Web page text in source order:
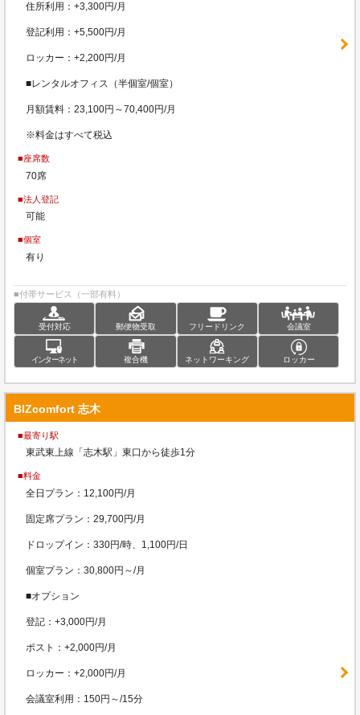
住所利用：+3,300円/月
登記利用：+5,500円/月
ロッカー：+2,200円/月
■レンタルオフィス（半個室/個室）
月額賃料：23,100円～70,400円/月
※料金はすべて税込
■座席数
70席
■法人登記
可能
■個室
有り
■付帯サービス（一部有料）
受付対応 郵便物受取 フリードリンク 会議室
インターネット 複合機 ネットワーキング ロッカー
BIZcomfort 志木
■最寄り駅
東武東上線「志木駅」東口から徒歩1分
■料金
全日プラン：12,100円/月
固定席プラン：29,700円/月
ドロップイン：330円/時、1,100円/日
個室プラン：30,800円～/月
■オプション
登記：+3,000円/月
ポスト：+2,000円/月
ロッカー：+2,000円/月
会議室利用：150円～/15分